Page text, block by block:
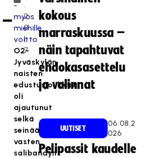
–
.
2
0
1
7
O2-
Jyväskylän
naisten
edustusjoukkue
oli
ajautunut
selkä
seinää
vasten
salibandyn
kokous
marraskuussa –
näin tapahtuvat
ehdokasasettelu
ja valinnat
UUTISET
06.08.2
026
Pelipassit kaudelle